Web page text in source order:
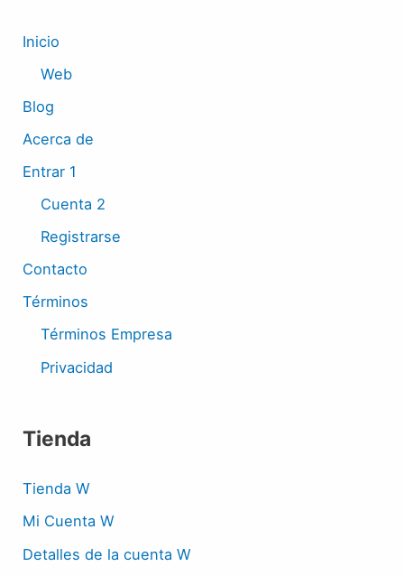
Inicio
Web
Blog
Acerca de
Entrar 1
Cuenta 2
Registrarse
Contacto
Términos
Términos Empresa
Privacidad
Tienda
Tienda W
Mi Cuenta W
Detalles de la cuenta W